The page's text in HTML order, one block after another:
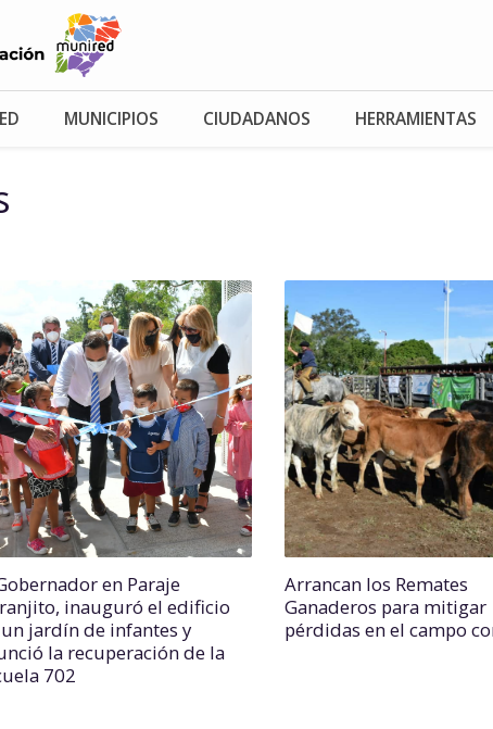
MUNICIPIOS CIUDADANOS HERRAMIENTAS
en Paraje
inauguró el edificio
jardín de infantes y
la recuperación de la
702
Arrancan los Remates
Ganaderos para mitigar
pérdidas en el campo